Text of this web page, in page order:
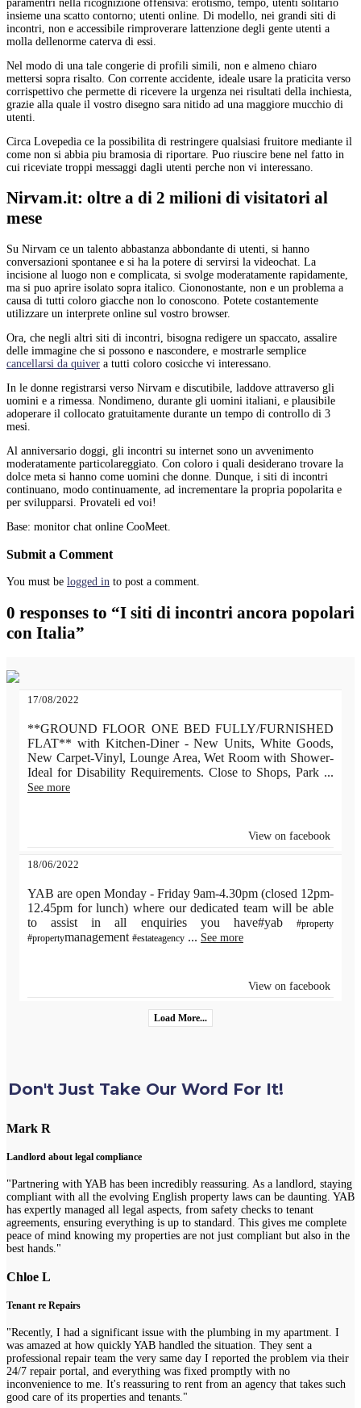
paramentri nella ricognizione offensiva: erotismo, tempo, utenti solitario
insieme una scatto contorno; utenti online. Di modello, nei grandi siti di
incontri, non e accessibile rimproverare lattenzione degli gente utenti a
molla dellenorme caterva di essi.
Nel modo di una tale congerie di profili simili, non e almeno chiaro
mettersi sopra risalto. Con corrente accidente, ideale usare la praticita verso
corrispettivo che permette di ricevere la urgenza nei risultati della inchiesta,
grazie alla quale il vostro disegno sara nitido ad una maggiore mucchio di
utenti.
Circa Lovepedia ce la possibilita di restringere qualsiasi fruitore mediante il
come non si abbia piu bramosia di riportare. Puo riuscire bene nel fatto in
cui riceviate troppi messaggi dagli utenti perche non vi interessano.
Nirvam.it: oltre a di 2 milioni di visitatori al
mese
Su Nirvam ce un talento abbastanza abbondante di utenti, si hanno
conversazioni spontanee e si ha la potere di servirsi la videochat. La
incisione al luogo non e complicata, si svolge moderatamente rapidamente,
ma si puo aprire isolato sopra italico. Ciononostante, non e un problema a
causa di tutti coloro giacche non lo conoscono. Potete costantemente
utilizzare un interprete online sul vostro browser.
Ora, che negli altri siti di incontri, bisogna redigere un spaccato, assalire
delle immagine che si possono e nascondere, e mostrarle semplice
cancellarsi da quiver a tutti coloro cosicche vi interessano.
In le donne registrarsi verso Nirvam e discutibile, laddove attraverso gli
uomini e a rimessa. Nondimeno, durante gli uomini italiani, e plausibile
adoperare il collocato gratuitamente durante un tempo di controllo di 3
mesi.
Al anniversario doggi, gli incontri su internet sono un avvenimento
moderatamente particolareggiato. Con coloro i quali desiderano trovare la
dolce meta si hanno come uomini che donne. Dunque, i siti di incontri
continuano, modo continuamente, ad incrementare la propria popolarita e
per svilupparsi. Provateli ed voi!
Base: monitor chat online CooMeet.
Submit a Comment
You must be logged in to post a comment.
0 responses to “I siti di incontri ancora popolari
con Italia”
17/08/2022
**GROUND FLOOR ONE BED FULLY/FURNISHED
FLAT** with Kitchen-Diner - New Units, White Goods,
New Carpet-Vinyl, Lounge Area, Wet Room with Shower-
Ideal for Disability Requirements. Close to Shops, Park ...
See more
View on facebook
18/06/2022
YAB are open Monday - Friday 9am-4.30pm (closed 12pm-
12.45pm for lunch) where our dedicated team will be able
to assist in all enquiries you have#yab
#property
#propertymanagement #estateagency ... See more
View on facebook
Load More...
Don't Just Take Our Word For It!
Mark R
Landlord about legal compliance
"Partnering with YAB has been incredibly reassuring. As a landlord, staying
compliant with all the evolving English property laws can be daunting. YAB
has expertly managed all legal aspects, from safety checks to tenant
agreements, ensuring everything is up to standard. This gives me complete
peace of mind knowing my properties are not just compliant but also in the
best hands."
Chloe L
Tenant re Repairs
"Recently, I had a significant issue with the plumbing in my apartment. I
was amazed at how quickly YAB handled the situation. They sent a
professional repair team the very same day I reported the problem via their
24/7 repair portal, and everything was fixed promptly with no
inconvenience to me. It's reassuring to rent from an agency that takes such
good care of its properties and tenants."